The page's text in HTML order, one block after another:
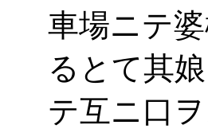
車場ニテ
るとて其
テ互ニ口